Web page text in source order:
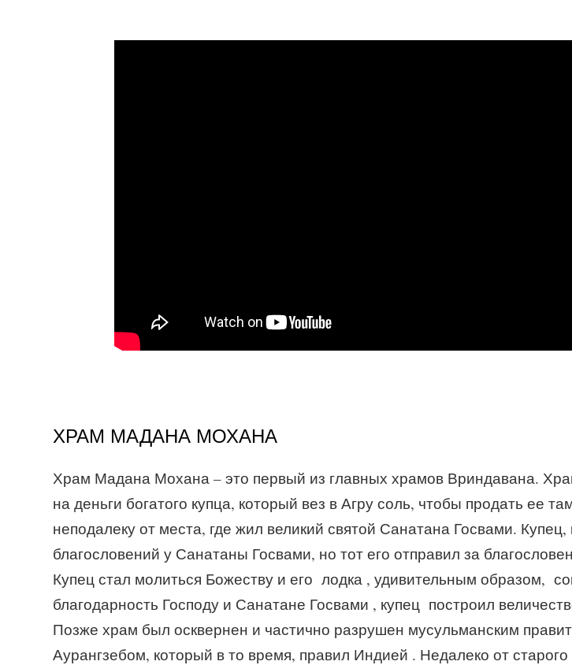
ХРАМ МАДАНА МОХАНА
Храм Мадана Мохана – это первый из главных храмов Вриндавана.
на деньги богатого купца, который вез в Агру соль, чтобы продать ее
неподалеку от места, где жил великий святой Санатана Госвами. Купец,
благословений у Санатаны Госвами, но тот его отправил за
Купец стал молиться Божеству и его лодка , удивительным образом,
благодарность Господу и Санатане Госвами , купец построил
Позже храм был осквернен и частично разрушен мусульманским
Аурангзебом, который в то время, правил Индией . Недалеко от